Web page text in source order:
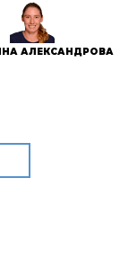
АЛЕКСАНДРОВА